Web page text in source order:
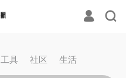
工具 社区 生活